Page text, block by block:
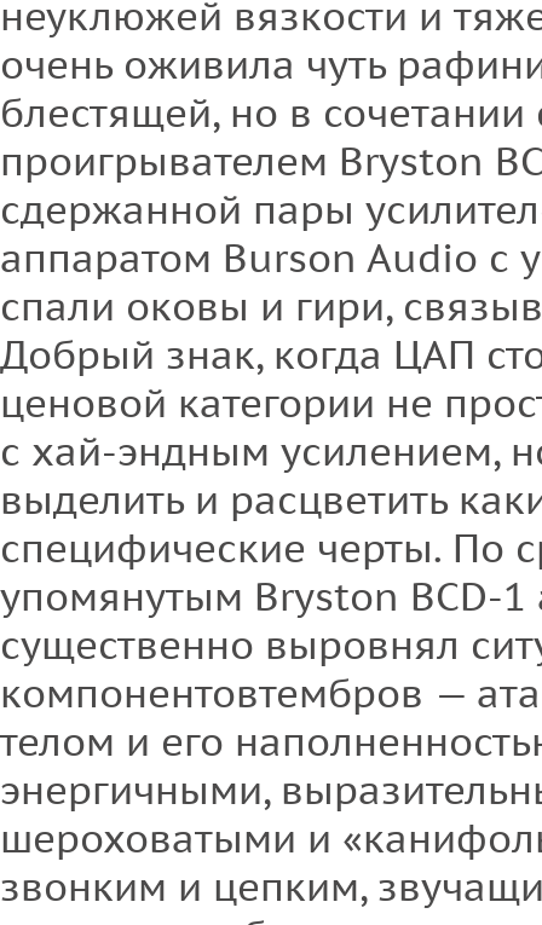
неуклюжей вязкости и
очень оживила чуть
блестящей, но в
проигрывателем Bryston
сдержанной пары
аппаратом Burson Audio с
спали оковы и гири,
Добрый знак, когда ЦАП
ценовой категории не
с хай-эндным усилением,
выделить и расцветить
специфические черты. По
упомянутым Bryston BCD-1
существенно выровнял
компонентовтембров —
телом и его
энергичными,
шероховатыми и
звонким и цепким,